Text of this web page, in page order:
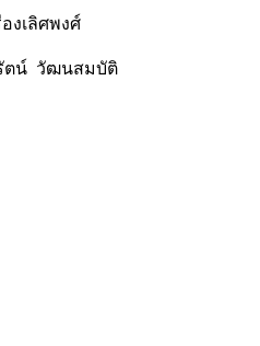
งเลิศพงศ์
วัฒนสมบัติ